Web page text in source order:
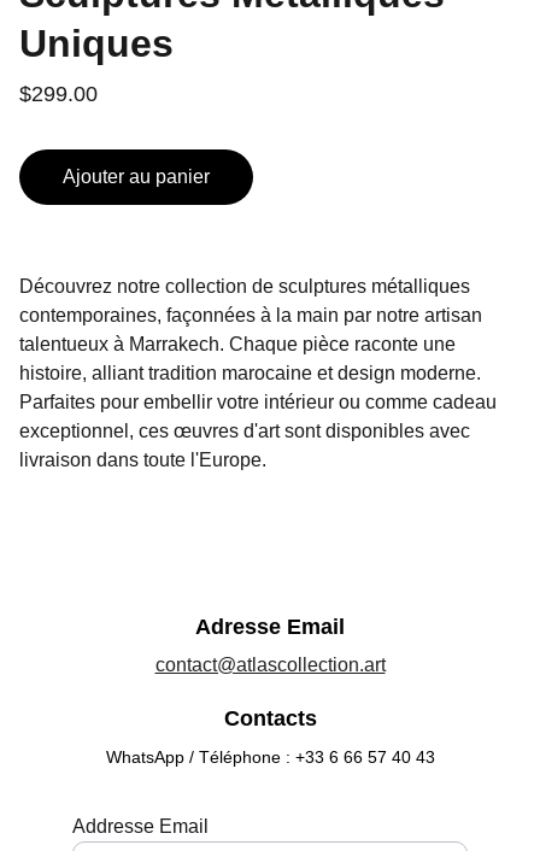
Uniques
$299.00
Ajouter au panier
Découvrez notre collection de sculptures métalliques
contemporaines, façonnées à la main par notre artisan
talentueux à Marrakech. Chaque pièce raconte une
histoire, alliant tradition marocaine et design moderne.
Parfaites pour embellir votre intérieur ou comme cadeau
exceptionnel, ces œuvres d'art sont disponibles avec
livraison dans toute l'Europe.
Adresse Email
contact@atlascollection.art
Contacts
WhatsApp / Téléphone : +33 6 66 57 40 43
Addresse Email